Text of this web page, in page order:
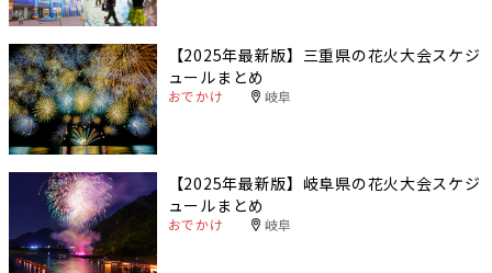
【2025年最新版】三重県の花火大会スケジ
ュールまとめ
おでかけ 岐阜
【2025年最新版】岐阜県の花火大会スケジ
ュールまとめ
おでかけ 岐阜